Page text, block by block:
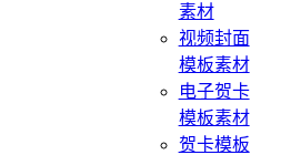
素材
视频封面
模板素材
电子贺卡
模板素材
贺卡模板